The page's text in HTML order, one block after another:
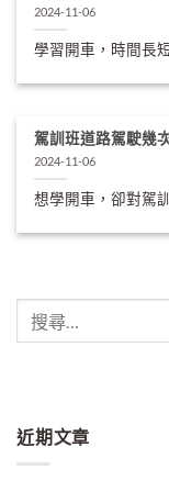
2024-11-06
學習開車，時間長
駕訓班道路駕駛幾
2024-11-06
想學開車，卻對駕
近期文章